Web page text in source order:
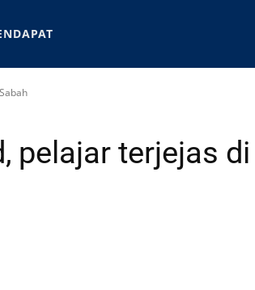
pelajar terjejas di